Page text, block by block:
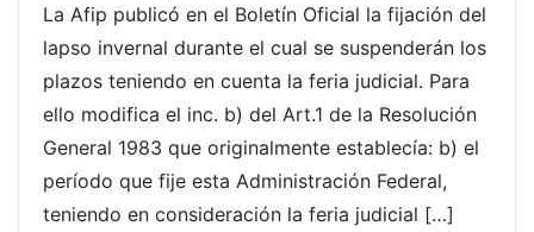
La Afip publicó en el Boletín Oficial la fijación del
lapso invernal durante el cual se suspenderán los
plazos teniendo en cuenta la feria judicial. Para
ello modifica el inc. b) del Art.1 de la Resolución
General 1983 que originalmente establecía: b) el
período que fije esta Administración Federal,
teniendo en consideración la feria judicial […]